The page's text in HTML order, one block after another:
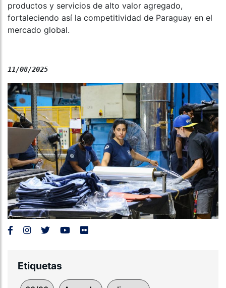
productos y servicios de alto valor agregado,
fortaleciendo así la competitividad de Paraguay en el
mercado global.
11/08/2025
Etiquetas